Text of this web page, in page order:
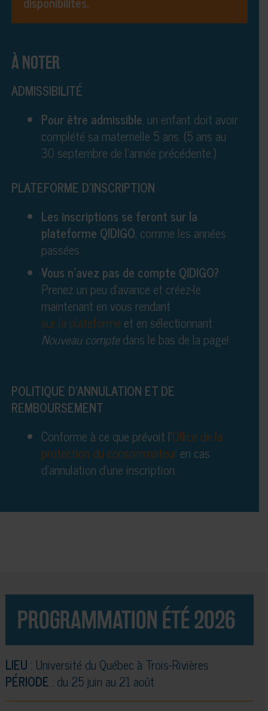
À NOTER
ADMISSIBILITÉ
Pour être admissible, un enfant doit avoir
complété sa maternelle 5 ans. (5 ans au
30 septembre de l’année précédente.)
PLATEFORME D’INSCRIPTION
Les inscriptions se feront sur la
plateforme QIDIGO, comme les années
passées.
Vous n’avez pas de compte QIDIGO?
Prenez un peu d’avance et créez-le
maintenant en vous rendant
sur la plateforme et en sélectionnant
Nouveau comptedans le bas de la page!
POLITIQUE D’ANNULATION ET DE
REMBOURSEMENT
Conforme à ce que prévoit l’Office de la
protection du consommateuren cas
d’annulation d’une inscription.
PROGRAMMATION ÉTÉ 2026
LIEU : Université du Québec à Trois-Rivières
PÉRIODE : du 25 juin au 21 août